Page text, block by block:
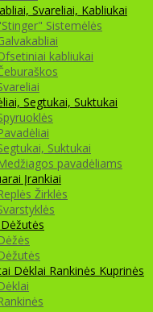
Svareliai, Kabliukai
Sistemėlės
kabliukai
Segtukai, Suktukai
Suktukai
pavadėliams
Įrankiai
Žirklės
Dėklai Rankinės Kuprinės